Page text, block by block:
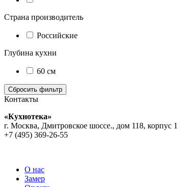
Страна производитель
Российские
Глубина кухни
60 см
Контакты
«Кухнотека»
г. Москва, Дмитровское шоссе., дом 118, корпус 1
+7 (495) 369-26-55
О нас
Замер